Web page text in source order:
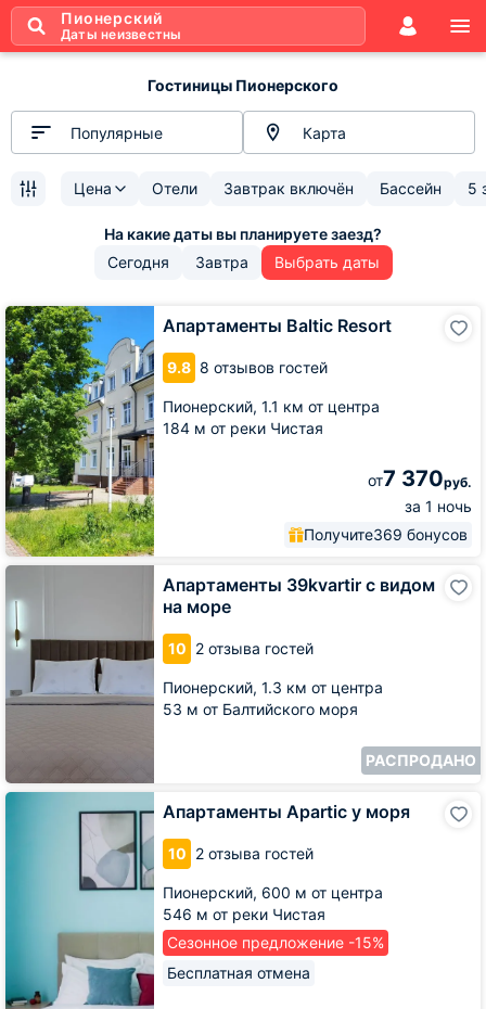
Пионерский
Даты неизвестны
Гостиницы Пионерского
Популярные Карта
Цена Отели Завтрак включён Бассейн 5
Сегодня Завтра Выбрать даты
Апартаменты Baltic Resort
9.8 8 отзывов гостей
Пионерский, 1.1 км от центра
184 м от реки Чистая
от7 370руб.
за 1 ночь
Получите369 бонусов
Апартаменты
Baltic
Resort
Апартаменты 39kvartir с видом
на море
10 2 отзыва гостей
Пионерский, 1.3 км от центра
53 м от Балтийского моря
РАСПРОДАНО
Апартаменты
видом
на
море
Апартаменты Apartic у моря
10 2 отзыва гостей
Пионерский, 600 м от центра
546 м от реки Чистая
Сезонное предложение -15%
Бесплатная отмена
Апартаменты